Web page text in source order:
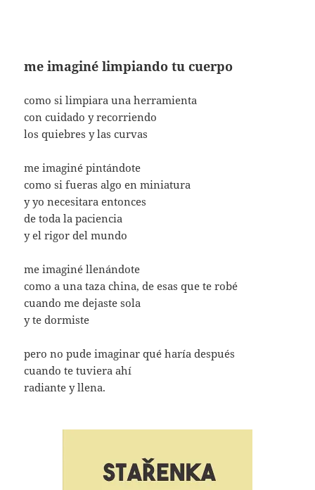
me imaginé limpiando tu cuerpo
como si limpiara una herramienta
con cuidado y recorriendo
los quiebres y las curvas
me imaginé pintándote
como si fueras algo en miniatura
y yo necesitara entonces
de toda la paciencia
y el rigor del mundo
me imaginé llenándote
como a una taza china, de esas que te robé
cuando me dejaste sola
y te dormiste
pero no pude imaginar qué haría después
cuando te tuviera ahí
radiante y llena.